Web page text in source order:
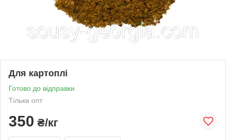
Для картоплі
Готово до відправки
Тільки опт
350 ₴/кг